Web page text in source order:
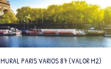
MURAL PARIS VARIOS 87 (VALOR M2)